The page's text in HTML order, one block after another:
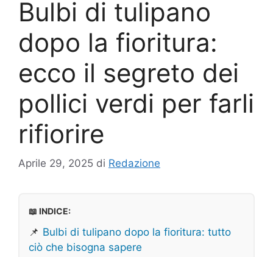
Bulbi di tulipano
dopo la fioritura:
ecco il segreto dei
pollici verdi per farli
rifiorire
Aprile 29, 2025 di Redazione
📖 INDICE:
📌 Bulbi di tulipano dopo la fioritura: tutto
ciò che bisogna sapere